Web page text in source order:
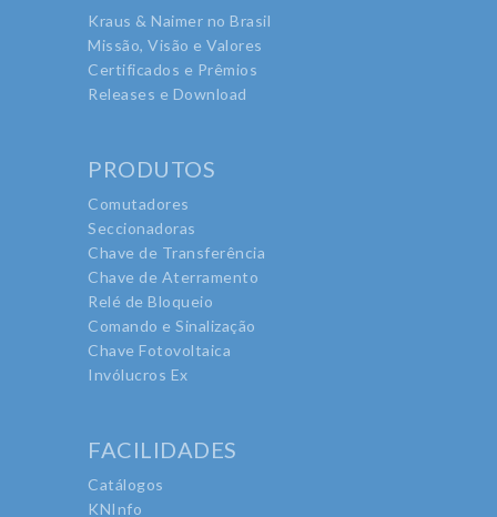
Kraus & Naimer no Brasil
Missão, Visão e Valores
Certificados e Prêmios
Releases e Download
PRODUTOS
Comutadores
Seccionadoras
Chave de Transferência
Chave de Aterramento
Relé de Bloqueio
Comando e Sinalização
Chave Fotovoltaica
Invólucros Ex
FACILIDADES
Catálogos
KNInfo